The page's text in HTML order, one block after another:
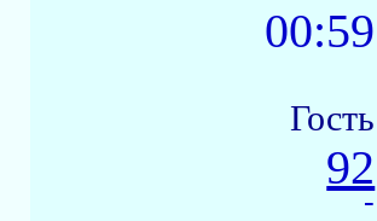
00:59
Гость
92
-